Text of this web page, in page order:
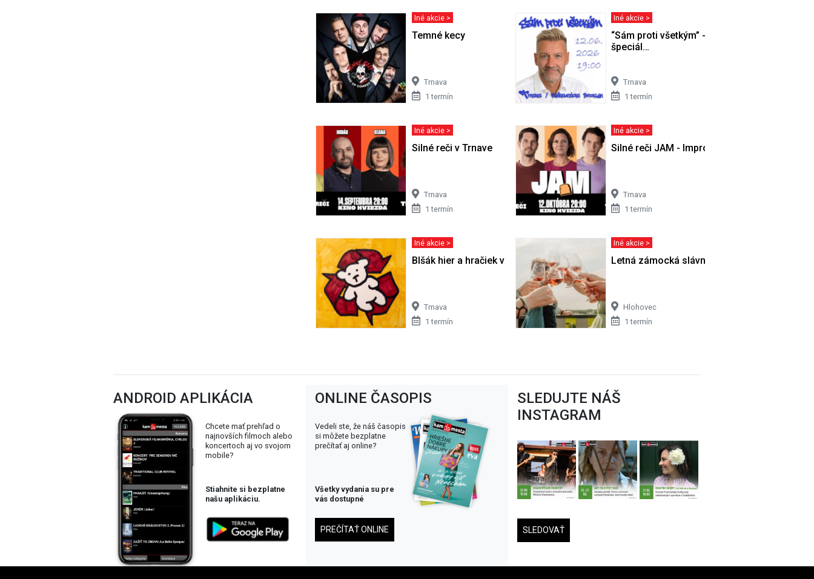
Iné akcie >
Temné kecy
Trnava
1 termín
Iné akcie >
“Sám proti všetkým” - Nový Stand up
špeciál…
Trnava
1 termín
Iné akcie >
Silné reči v Trnave
Trnava
1 termín
Iné akcie >
Silné reči JAM - Improshow v Trnave
Trnava
1 termín
Iné akcie >
Blšák hier a hračiek v Trnave
Trnava
1 termín
Iné akcie >
Letná zámocká slávnosť
Hlohovec
1 termín
ANDROID APLIKÁCIA
Chcete mať prehľad o
najnovších filmoch alebo
koncertoch aj vo svojom
mobile?
Stiahnite si bezplatne
našu aplikáciu.
ONLINE ČASOPIS
Vedeli ste, že náš časopis
si môžete bezplatne
prečítať aj online?
Všetky vydania su pre
vás dostupné
PREČÍTAŤ ONLINE
SLEDUJTE NÁŠ
INSTAGRAM
SLEDOVAŤ